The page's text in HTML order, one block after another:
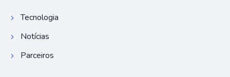
Tecnologia
Notícias
Parceiros